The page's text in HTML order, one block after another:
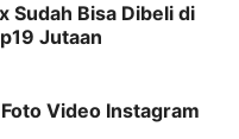
Sudah Bisa Dibeli di
Jutaan
Video Instagram